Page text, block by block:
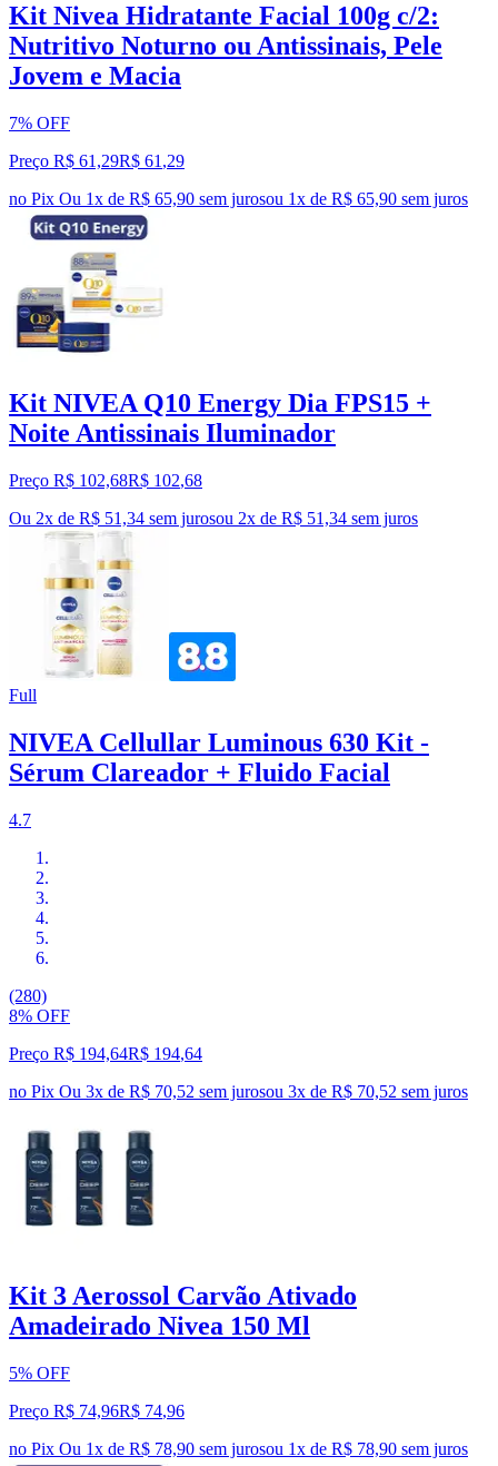
Kit Nivea Hidratante Facial 100g c/2:
Nutritivo Noturno ou Antissinais, Pele
Jovem e Macia
7% OFF
Preço R$ 61,29R$ 61 ,29
no Pix Ou 1x de R$ 65,90 sem jurosou 1x de R$ 65,90 sem juros
Kit NIVEA Q10 Energy Dia FPS15 +
Noite Antissinais Iluminador
Preço R$ 102,68R$ 102,68
Ou 2x de R$ 51,34 sem jurosou 2x de R$ 51,34 sem juros
Full
NIVEA Cellullar Luminous 630 Kit -
Sérum Clareador + Fluido Facial
4.7
(280)
8% OFF
Preço R$ 194,64R$ 194,64
no Pix Ou 3x de R$ 70,52 sem jurosou 3x de R$ 70,52 sem juros
Kit 3 Aerossol Carvão Ativado
Amadeirado Nivea 150 Ml
5% OFF
Preço R$ 74,96R$ 74,96
no Pix Ou 1x de R$ 78,90 sem jurosou 1x de R$ 78,90 sem juros